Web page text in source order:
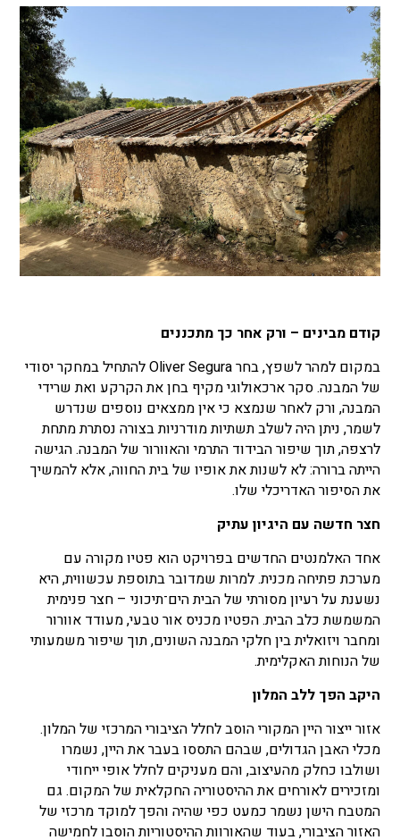
קודם מבינים – ורק אחר כך מתכננים
במקום למהר לשפץ, בחר Oliver Segura להתחיל במחקר יסודי
של המבנה. סקר ארכאולוגי מקיף בחן את הקרקע ואת שרידי
המבנה, ורק לאחר שנמצא כי אין ממצאים נוספים שנדרש
לשמר, ניתן היה לשלב תשתיות מודרניות בצורה נסתרת מתחת
לרצפה, תוך שיפור הבידוד התרמי והאוורור של המבנה. הגישה
הייתה ברורה: לא לשנות את אופיו של בית החווה, אלא להמשיך
את הסיפור האדריכלי שלו.
חצר חדשה עם היגיון עתיק
אחד האלמנטים החדשים בפרויקט הוא פטיו מקורה עם
מערכת פתיחה מכנית. למרות שמדובר בתוספת עכשווית, היא
נשענת על רעיון מסורתי של הבית הים־תיכוני – חצר פנימית
המשמשת כלב הבית. הפטיו מכניס אור טבעי, מעודד אוורור
ומחבר ויזואלית בין חלקי המבנה השונים, תוך שיפור משמעותי
של הנוחות האקלימית.
היקב הפך ללב המלון
אזור ייצור היין המקורי הוסב לחלל הציבורי המרכזי של המלון.
מכלי האבן הגדולים, שבהם התססו בעבר את היין, נשמרו
ושולבו כחלק מהעיצוב, והם מעניקים לחלל אופי ייחודי
ומזכירים לאורחים את ההיסטוריה החקלאית של המקום. גם
המטבח הישן נשמר כמעט כפי שהיה והפך למוקד מרכזי של
האזור הציבורי, בעוד שהאורוות ההיסטוריות הוסבו לחמישה